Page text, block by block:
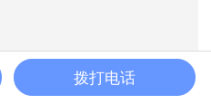
加入购物车 立即购买
拨打电话